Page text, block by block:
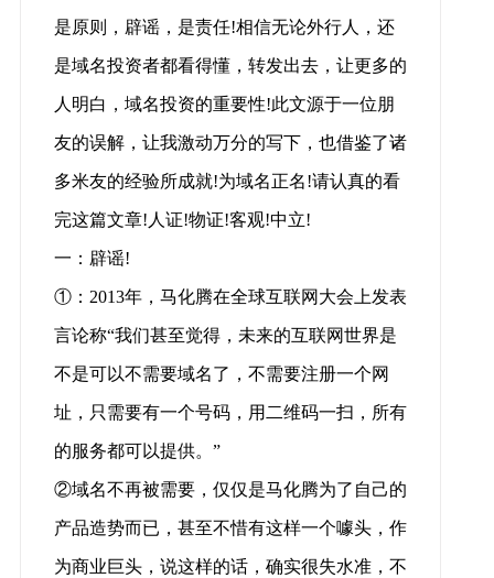
是原则，辟谣，是责任!相信无论外行人，还
是域名投资者都看得懂，转发出去，让更多的
人明白，域名投资的重要性!此文源于一位朋
友的误解，让我激动万分的写下，也借鉴了诸
多米友的经验所成就!为域名正名!请认真的看
完这篇文章!人证!物证!客观!中立!
一：辟谣!
①：2013年，马化腾在全球互联网大会上发表
言论称“我们甚至觉得，未来的互联网世界是
不是可以不需要域名了，不需要注册一个网
址，只需要有一个号码，用二维码一扫，所有
的服务都可以提供。”
②域名不再被需要，仅仅是马化腾为了自己的
产品造势而已，甚至不惜有这样一个噱头，作
为商业巨头，说这样的话，确实很失水准，不